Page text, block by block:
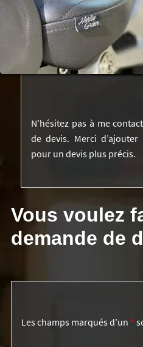
N’hésitez pas à me
de devis. Merci
pour un devis plus précis.
Vous voulez
demande de
Les champs marqués d’un *